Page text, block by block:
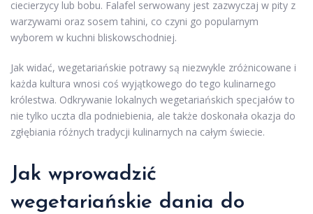
ciecierzycy lub bobu. Falafel serwowany jest zazwyczaj w pity z
warzywami oraz sosem tahini, co czyni go popularnym
wyborem w kuchni bliskowschodniej.
Jak widać, wegetariańskie potrawy są niezwykle zróżnicowane i
każda kultura wnosi coś wyjątkowego do tego kulinarnego
królestwa. Odkrywanie lokalnych wegetariańskich specjałów to
nie tylko uczta dla podniebienia, ale także doskonała okazja do
zgłębiania różnych tradycji kulinarnych na całym świecie.
Jak wprowadzić
wegetariańskie dania do